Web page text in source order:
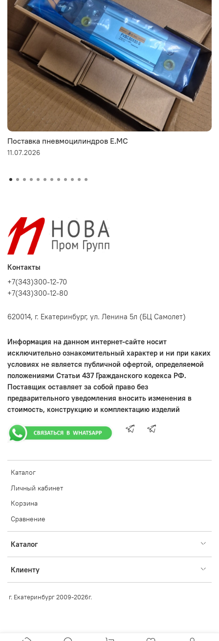
Поставка пневмоцилиндров E.MC
11.07.2026
Каталог
Личный кабинет
Корзина
Сравнение
Каталог
Клиенту
Контакты
+7(343)300-12-70
+7(343)300-12-80
620014, г. Екатеринбург, ул. Ленина 5л (БЦ Самолет)
Информация на данном интернет-сайте носит
исключительно ознакомительный характер и ни при каких
условиях не является публичной офертой, определяемой
положениями Статьи 437 Гражданского кодекса РФ.
Поставщик оставляет за собой право без
предварительного уведомления вносить изменения в
стоимость, конструкцию и комплектацию изделий
г. Екатеринбург 2009-2026г.